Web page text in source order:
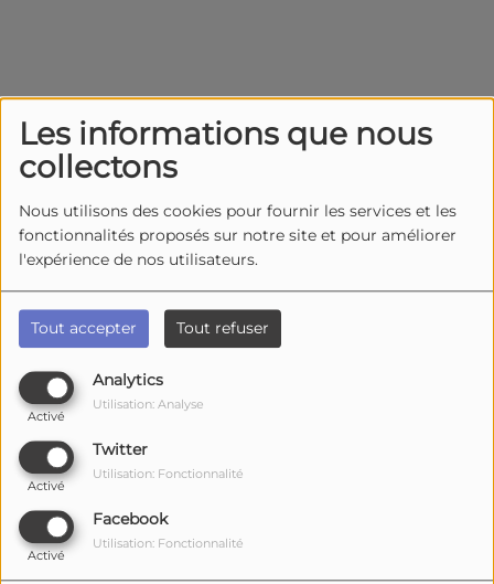
Les informations que nous
collectons
Nous utilisons des cookies pour fournir les services et les
fonctionnalités proposés sur notre site et pour améliorer
l'expérience de nos utilisateurs.
Tout accepter Tout refuser
Analytics
Activé
Utilisation: Analyse
Twitter
Activé
Utilisation: Fonctionnalité
Facebook
Activé
Utilisation: Fonctionnalité
Recherche par lieu
Recherche par date
ACTUELLEMENT
Boucholeurs